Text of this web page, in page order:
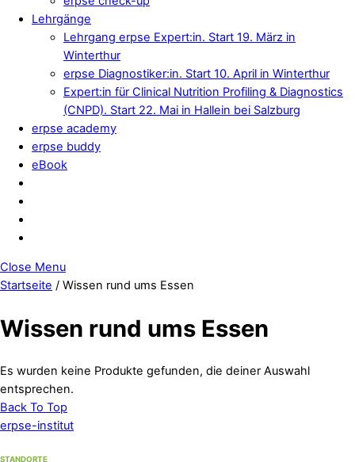
Lehrgänge
Lehrgang erpse Expert:in. Start 19. März in
Winterthur
erpse Diagnostiker:in. Start 10. April in Winterthur
Expert:in für Clinical Nutrition Profiling & Diagnostics
(CNPD). Start 22. Mai in Hallein bei Salzburg
erpse academy
erpse buddy
eBook
Close Menu
Startseite / Wissen rund ums Essen
Wissen rund ums Essen
Es wurden keine Produkte gefunden, die deiner Auswahl
entsprechen.
Back To Top
erpse-institut
STANDORTE